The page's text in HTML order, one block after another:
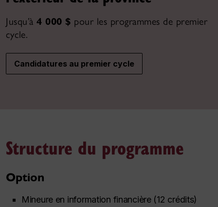
Jusqu’à 4 000 $ pour les programmes de premier
cycle.
Candidatures au premier cycle
Structure du programme
Option
Mineure en information financière (12 crédits)